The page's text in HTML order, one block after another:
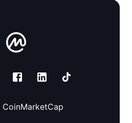
CoinMarketCap